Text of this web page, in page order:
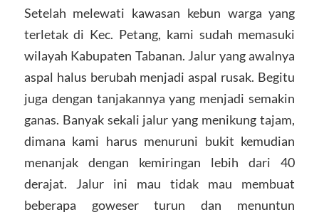
Setelah melewati kawasan kebun warga yang
terletak di Kec. Petang, kami sudah memasuki
wilayah Kabupaten Tabanan. Jalur yang awalnya
aspal halus berubah menjadi aspal rusak. Begitu
juga dengan tanjakannya yang menjadi semakin
ganas. Banyak sekali jalur yang menikung tajam,
dimana kami harus menuruni bukit kemudian
menanjak dengan kemiringan lebih dari 40
derajat. Jalur ini mau tidak mau membuat
beberapa goweser turun dan menuntun